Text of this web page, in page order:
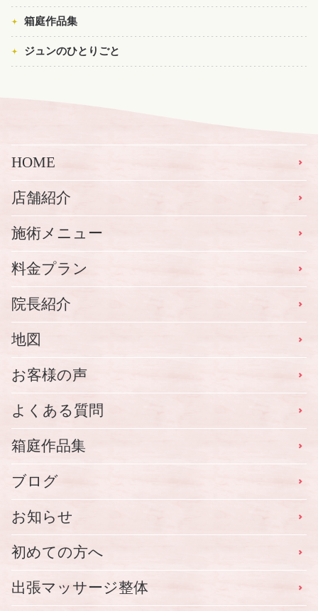
箱庭作品集
ジュンのひとりごと
HOME
店舗紹介
施術メニュー
料金プラン
院長紹介
地図
お客様の声
よくある質問
箱庭作品集
ブログ
お知らせ
初めての方へ
出張マッサージ整体